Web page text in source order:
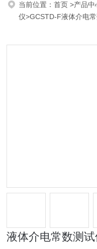
当前位置：首页>产品中
仪>GCSTD-F液体介电
液体介电常数测试